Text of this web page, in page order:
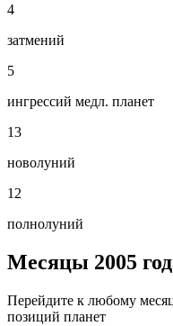
4
затмений
5
ингрессий медл. планет
13
новолуний
12
полнолуний
Месяцы 2005
Перейдите к любому
позиций планет